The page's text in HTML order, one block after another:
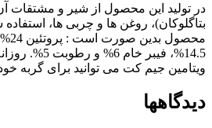
بتاگلوکان)، روغن ها و چربی ها،
ویتامین جیم کت می توانید برای گربه
دیدگاهها